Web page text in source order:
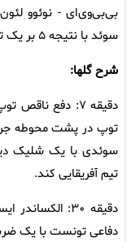
بی‌بی‌وی‌ای - نوئوو لئون
سوئد با نتیجه ۵ بر یک تونس را در هم کوبید.
شرح‌ گلها:
دقیقه ۷: دفع
توپ در پشت محوطه
سوئدی با یک شلیک
تیم آفریقایی کند.
دقیقه ۳۰:
دفاعی تونست با یک ضربه